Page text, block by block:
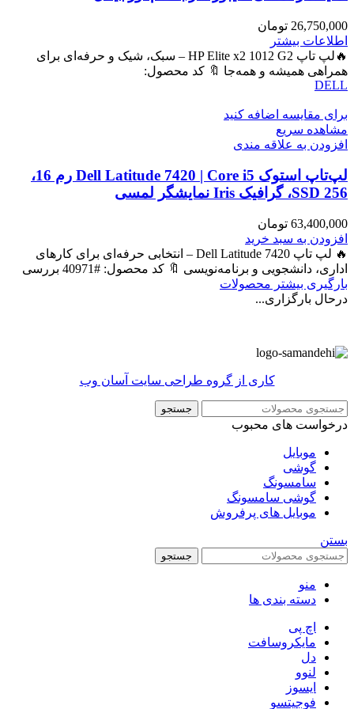
26,750,000 تومان
اطلاعات بیشتر
🔥لپ تاپ HP Elite x2 1012 G2 – سبک، شیک و حرفه‌ای برای
همراهی همیشه و همه‌جا 🔖 کد محصول:
DELL
برای مقایسه اضافه کنید
مشاهده سریع
افزودن به علاقه مندی
لپ‌تاپ استوک Dell Latitude 7420 | Core i5 رم 16،
SSD 256، گرافیک Iris نمایشگر لمسی
63,400,000 تومان
افزودن به سبد خرید
🔥 لپ تاپ Dell Latitude 7420 – انتخابی حرفه‌ای برای کارهای
اداری، دانشجویی و برنامه‌نویسی 🔖 کد محصول: #40971 بررسی
بارگیری بیشتر محصولات
درحال بارگزاری...
کاری از گروه طراحی سایت آسان وب
جستجو
درخواست های محبوب
موبایل
گوشی
سامسونگ
گوشی سامسونگ
موبایل های پرفروش
بستن
جستجو
منو
دسته بندی ها
اچ پی
مایکروسافت
دل
لنوو
ایسوز
فوجیتسو